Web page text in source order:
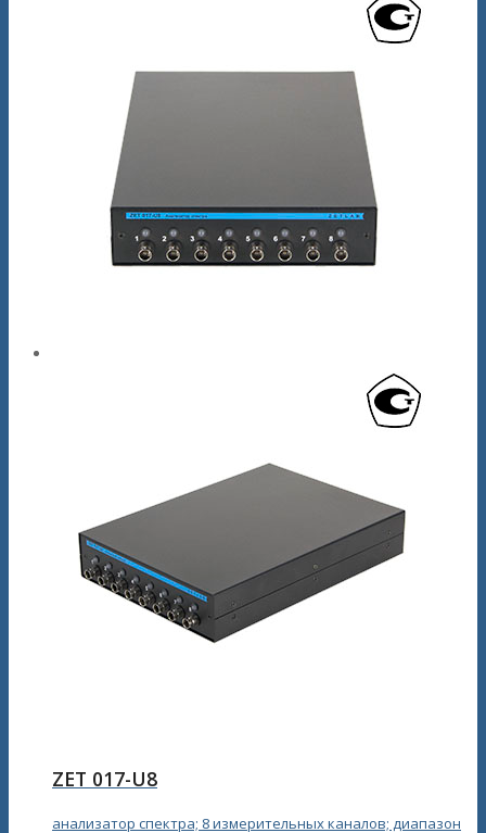
ZET 017-U8
анализатор спектра; 8 измерительных каналов; диапазон